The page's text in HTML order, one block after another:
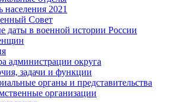
населения 2021
Совет
даты в военной истории России
администрации округа
задачи и функции
органы и представительства
организации